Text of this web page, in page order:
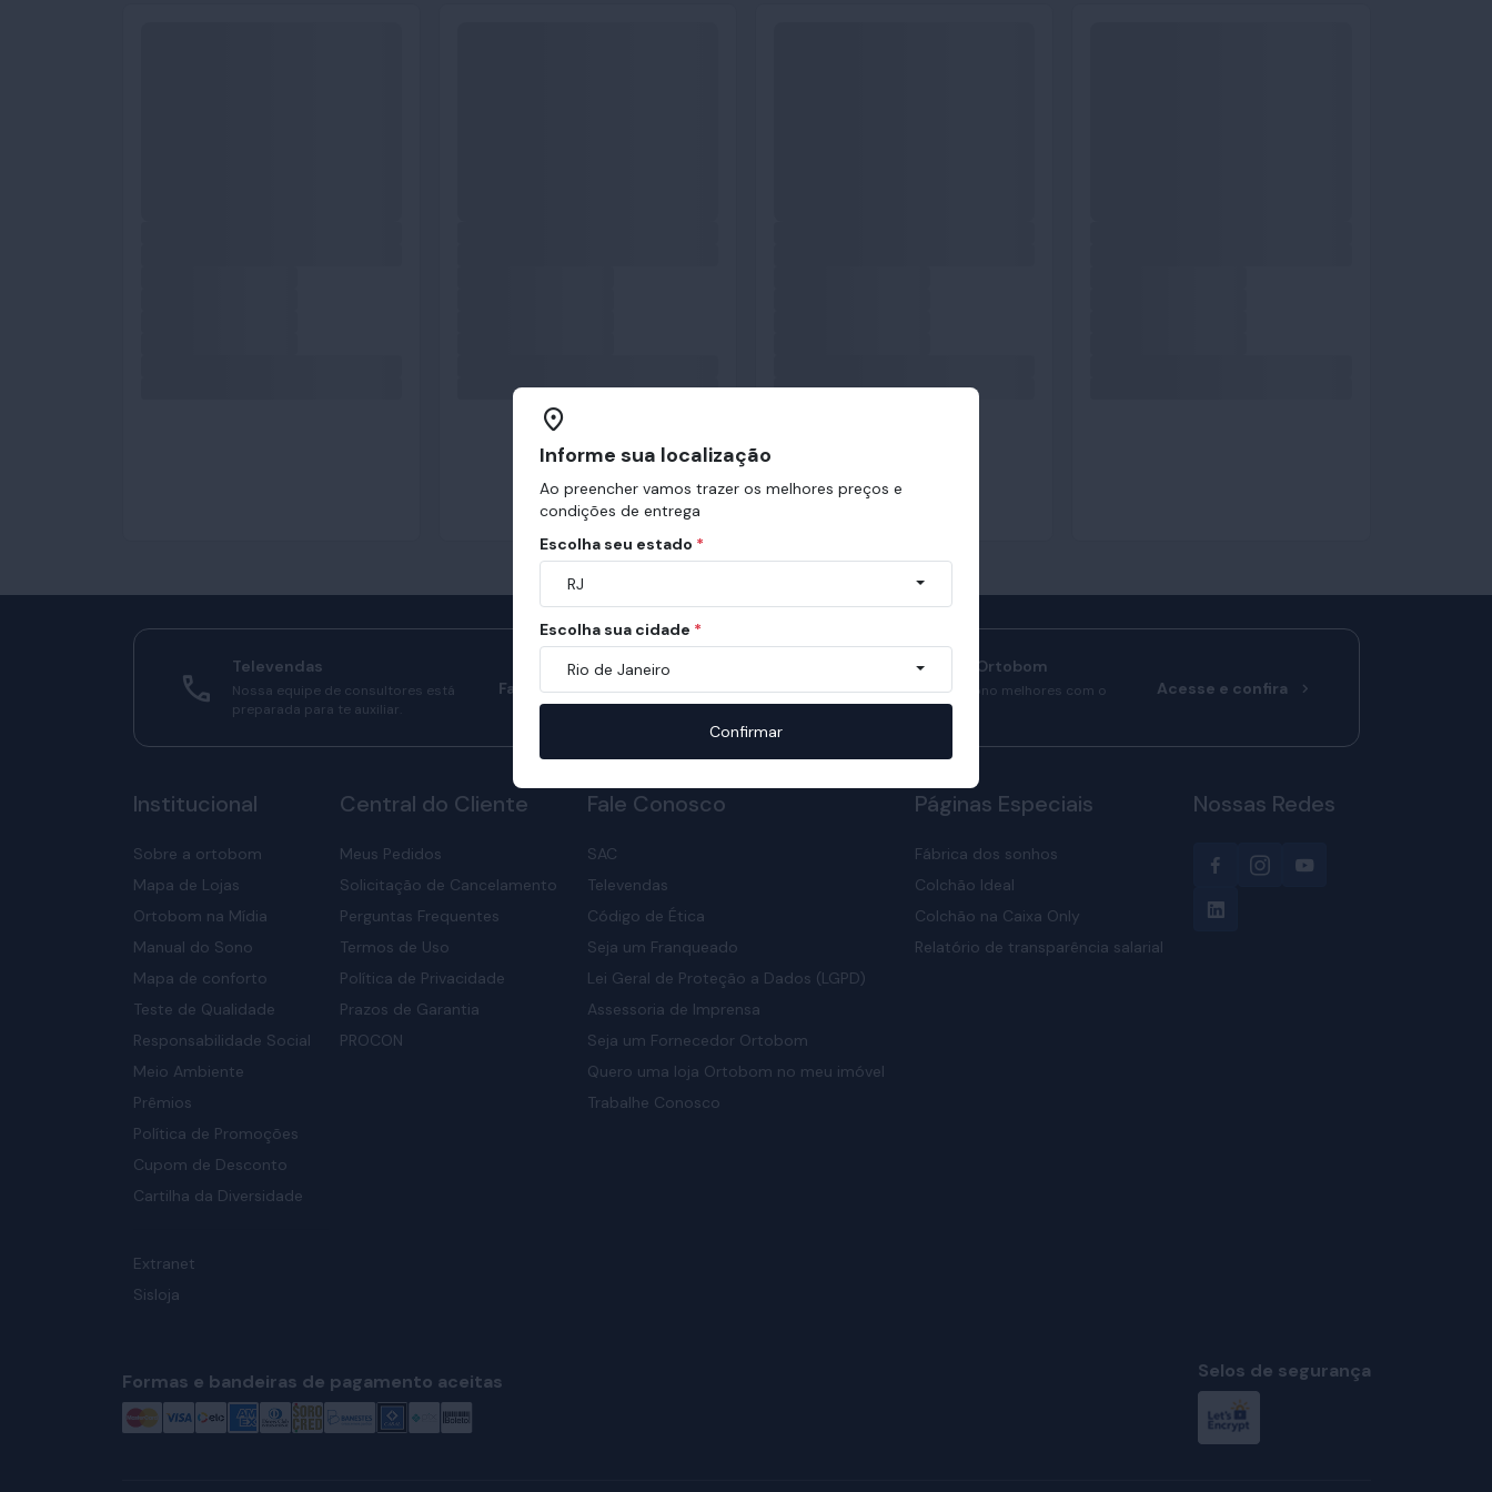
Televendas
Nossa equipe de consultores está
preparada para te auxiliar.
Fale com consultores
Manual do Sono Ortobom
Confira como ter sono melhores com o
nosso manual.
Acesse e confira
Institucional
Sobre a ortobom
Mapa de Lojas
Ortobom na Mídia
Manual do Sono
Mapa de conforto
Teste de Qualidade
Responsabilidade Social
Meio Ambiente
Prêmios
Política de Promoções
Cupom de Desconto
Cartilha da Diversidade
Extranet
Sisloja
Central do Cliente
Meus Pedidos
Solicitação de Cancelamento
Perguntas Frequentes
Termos de Uso
Política de Privacidade
Prazos de Garantia
PROCON
Fale Conosco
SAC
Televendas
Código de Ética
Seja um Franqueado
Lei Geral de Proteção a Dados (LGPD)
Assessoria de Imprensa
Seja um Fornecedor Ortobom
Quero uma loja Ortobom no meu imóvel
Trabalhe Conosco
Páginas Especiais
Fábrica dos sonhos
Colchão Ideal
Colchão na Caixa Only
Relatório de transparência salarial
Nossas Redes
Formas e bandeiras de pagamento aceitas Selos de segurança
Informe sua localização
Ao preencher vamos trazer os melhores preços e
condições de entrega
Escolha seu estado *
RJ
Escolha sua cidade *
Rio de Janeiro
Confirmar